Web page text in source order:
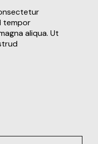
tempor
aliqua. Ut